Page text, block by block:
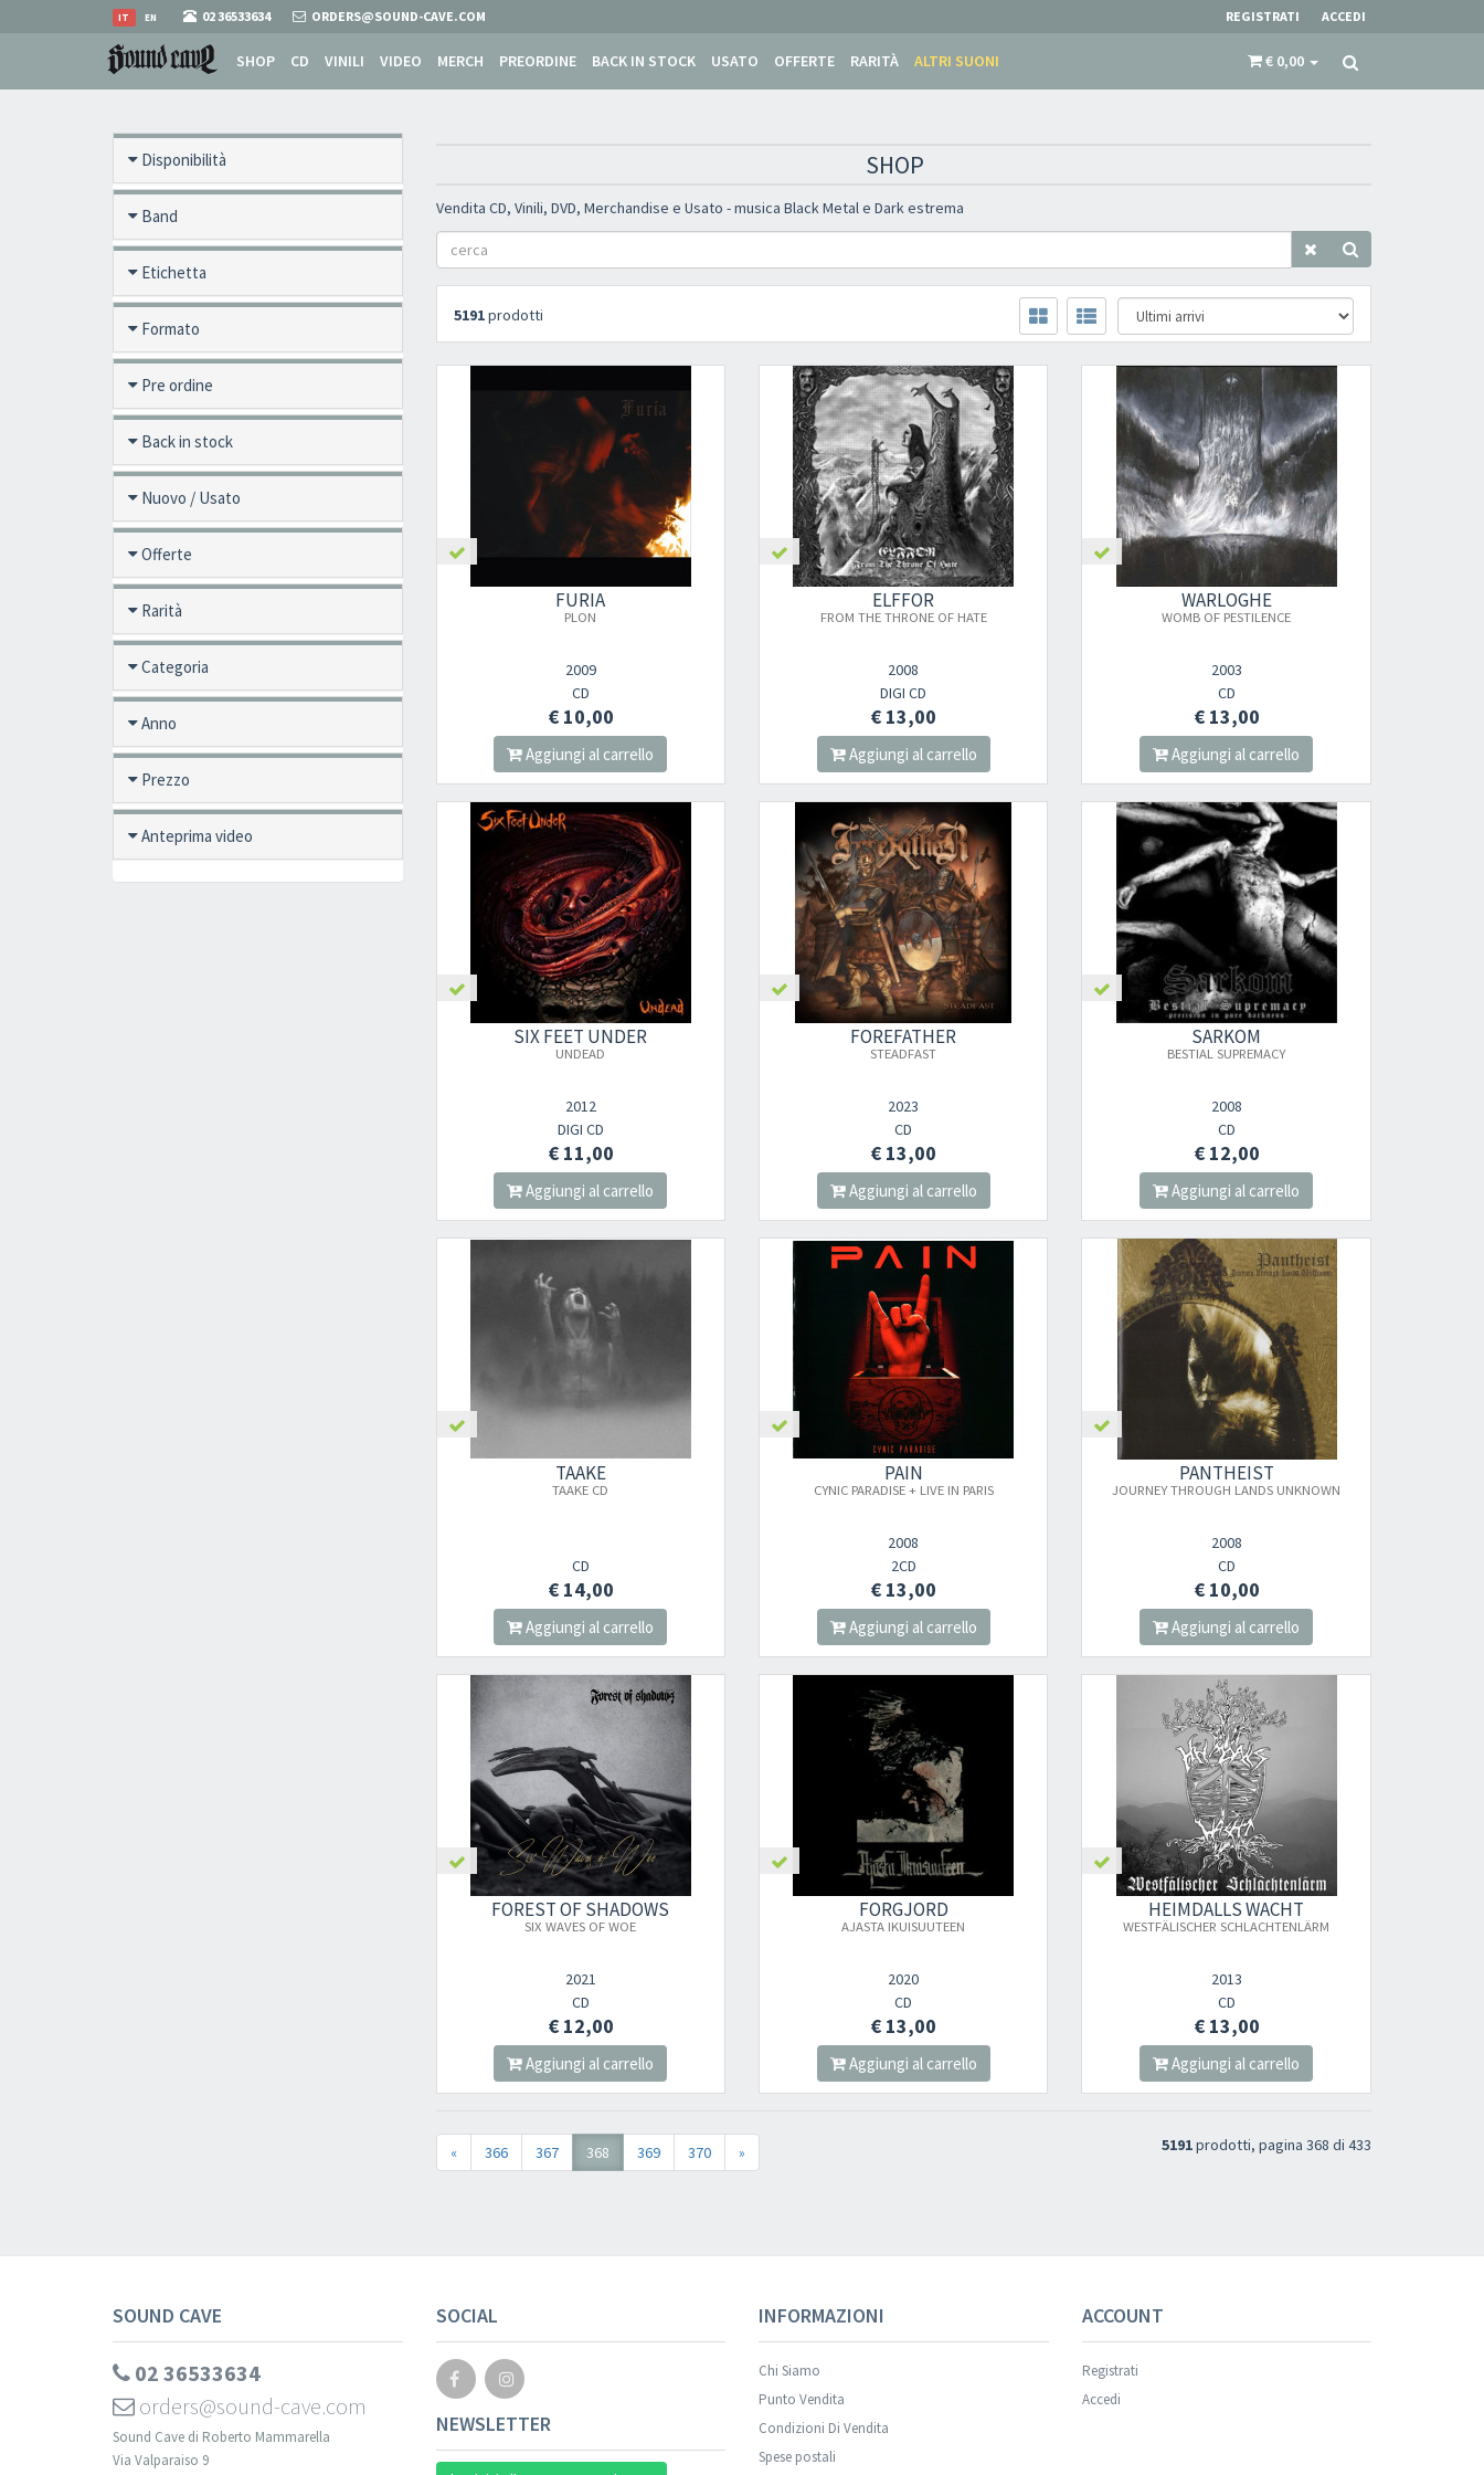
EN
IT 02 36533634 ORDERS@SOUND-CAVE.COM REGISTRATI ACCEDI
SHOP CD VINILI VIDEO MERCH PREORDINE BACK IN STOCK USATO OFFERTE RARITÀ ALTRI SUONI € 0,00
Disponibilità
Band
Etichetta
Formato
Pre ordine
Back in stock
Nuovo / Usato
Offerte
Rarità
Categoria
Anno
Prezzo
Anteprima video
SHOP
Vendita CD, Vinili, DVD, Merchandise e Usato - musica Black Metal e Dark estrema
5191prodotti
FURIA
PLON
2009
CD
€ 10,00
Aggiungi al carrello
ELFFOR
FROM THE THRONE OF HATE
2008
DIGI CD
€ 13,00
Aggiungi al carrello
WARLOGHE
WOMB OF PESTILENCE
2003
CD
€ 13,00
Aggiungi al carrello
SIX FEET UNDER
UNDEAD
2012
DIGI CD
€ 11,00
Aggiungi al carrello
FOREFATHER
STEADFAST
2023
CD
€ 13,00
Aggiungi al carrello
SARKOM
BESTIAL SUPREMACY
2008
CD
€ 12,00
Aggiungi al carrello
TAAKE
TAAKE CD
CD
€ 14,00
Aggiungi al carrello
PAIN
CYNIC PARADISE + LIVE IN PARIS
2008
2CD
€ 13,00
Aggiungi al carrello
PANTHEIST
JOURNEY THROUGH LANDS UNKNOWN
2008
CD
€ 10,00
Aggiungi al carrello
FOREST OF SHADOWS
SIX WAVES OF WOE
2021
CD
€ 12,00
Aggiungi al carrello
FORGJORD
AJASTA IKUISUUTEEN
2020
CD
€ 13,00
Aggiungi al carrello
HEIMDALLS WACHT
WESTFÄLISCHER SCHLACHTENLÄRM
2013
CD
€ 13,00
Aggiungi al carrello
« 366 367 368 369 370 » 5191prodotti, pagina 368 di 433
SOUND CAVE
02 36533634
orders@sound-cave.com
Sound Cave di Roberto Mammarella
Via Valparaiso 9
SOCIAL
NEWSLETTER
INFORMAZIONI
Chi Siamo
Punto Vendita
Condizioni Di Vendita
Spese postali
ACCOUNT
Registrati
Accedi
Newsletter
Iscriviti alla newsletter di
essere sempre informato delle novità, degli
ultimi arrivi in negozio e delle promozioni
attive!
Your registration cannot be validated.